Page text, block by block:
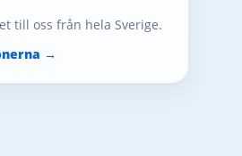
till oss från hela Sverige.
→